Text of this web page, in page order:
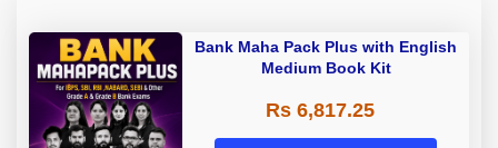
Bank Maha Pack Plus with English
Medium Book Kit
Rs 6,817.25